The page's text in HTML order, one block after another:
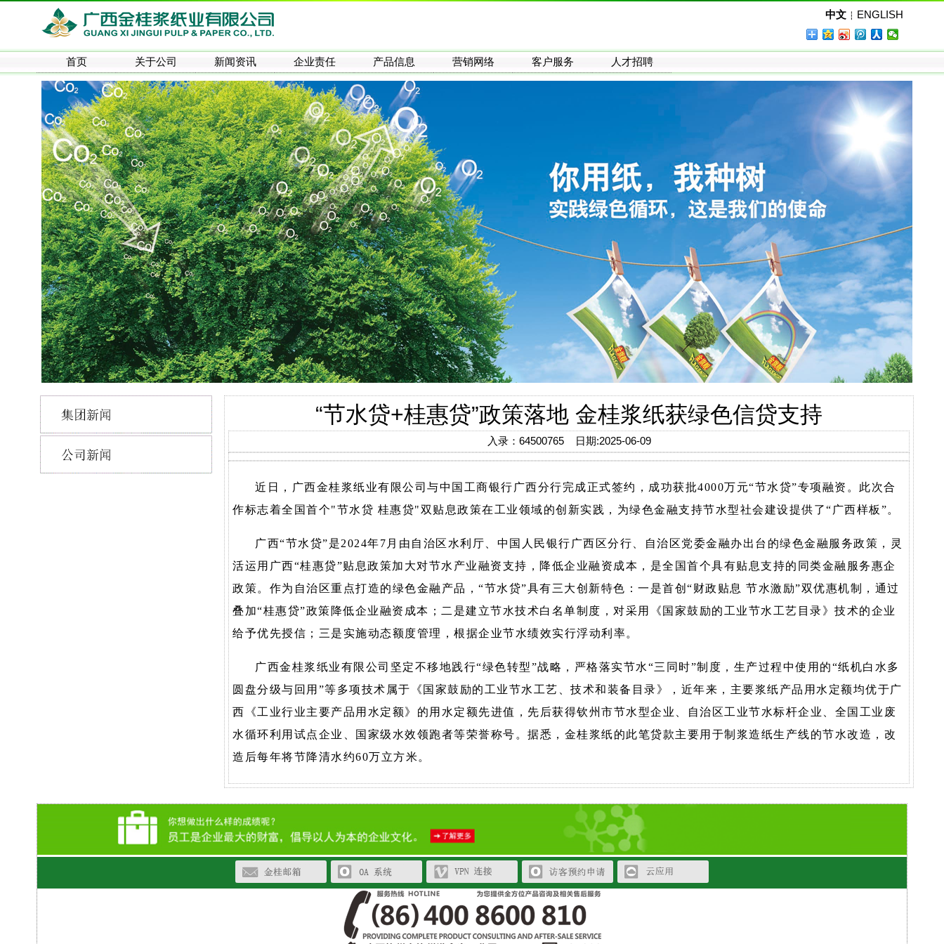
中文 ┆ ENGLISH
首页 关于公司 新闻资讯 企业责任 产品信息 营销网络 客户服务 人才招聘
“节水贷+桂惠贷”政策落地 金桂浆纸获绿色信贷支持
入录：64500765 日期:2025-06-09
近日，广西金桂浆纸业有限公司与中国工商银行广西分行完成正式签约，成功获批4000万元“节水贷”专项融资。此次合
作标志着全国首个"节水贷 桂惠贷"双贴息政策在工业领域的创新实践，为绿色金融支持节水型社会建设提供了“广西样板”。
广西“节水贷”是2024年7月由自治区水利厅、中国人民银行广西区分行、自治区党委金融办出台的绿色金融服务政策，灵
活运用广西“桂惠贷”贴息政策加大对节水产业融资支持，降低企业融资成本，是全国首个具有贴息支持的同类金融服务惠企
政策。作为自治区重点打造的绿色金融产品，“节水贷”具有三大创新特色：一是首创“财政贴息 节水激励”双优惠机制，通过
叠加“桂惠贷”政策降低企业融资成本；二是建立节水技术白名单制度，对采用《国家鼓励的工业节水工艺目录》技术的企业
给予优先授信；三是实施动态额度管理，根据企业节水绩效实行浮动利率。
广西金桂浆纸业有限公司坚定不移地践行“绿色转型”战略，严格落实节水“三同时”制度，生产过程中使用的“纸机白水多
圆盘分级与回用”等多项技术属于《国家鼓励的工业节水工艺、技术和装备目录》，近年来，主要浆纸产品用水定额均优于广
西《工业行业主要产品用水定额》的用水定额先进值，先后获得钦州市节水型企业、自治区工业节水标杆企业、全国工业废
水循环利用试点企业、国家级水效领跑者等荣誉称号。据悉，金桂浆纸的此笔贷款主要用于制浆造纸生产线的节水改造，改
造后每年将节降清水约60万立方米。